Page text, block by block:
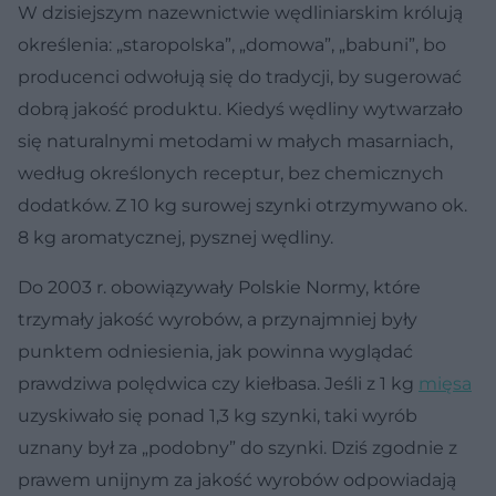
W dzisiejszym nazewnictwie wędliniarskim królują
określenia: „staropolska”, „domowa”, „babuni”, bo
producenci odwołują się do tradycji, by sugerować
dobrą jakość produktu. Kiedyś wędliny wytwarzało
się naturalnymi metodami w małych masarniach,
według określonych receptur, bez chemicznych
dodatków. Z 10 kg surowej szynki otrzymywano ok.
8 kg aromatycznej, pysznej wędliny.
Do 2003 r. obowiązywały Polskie Normy, które
trzymały jakość wyrobów, a przynajmniej były
punktem odniesienia, jak powinna wyglądać
prawdziwa polędwica czy kiełbasa. Jeśli z 1 kg mięsa
uzyskiwało się ponad 1,3 kg szynki, taki wyrób
uznany był za „podobny” do szynki. Dziś zgodnie z
prawem unijnym za jakość wyrobów odpowiadają